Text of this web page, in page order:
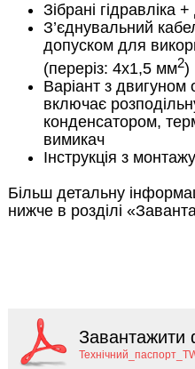
Зібрані гідравліка
З’єднувальний
допуском для
(переріз: 4x1,5 мм2)
Варіант з
включає
конденсатором,
вимикач
Інструкція з
Більш детальну
нижче в розділі
Завантажити